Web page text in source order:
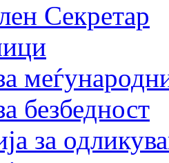
Секретар
безбедност
за